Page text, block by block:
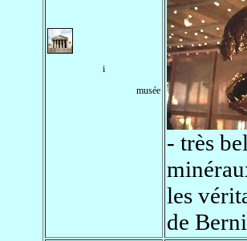
i
musée
- très
les
de